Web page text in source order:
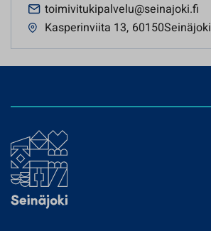
toimivitukipalvelu@seinajoki.fi
Kasperinviita 13, 60150Seinäjoki